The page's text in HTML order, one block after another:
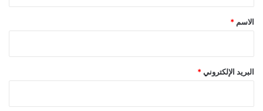
*
الاسم *
البريد الإلكتروني *